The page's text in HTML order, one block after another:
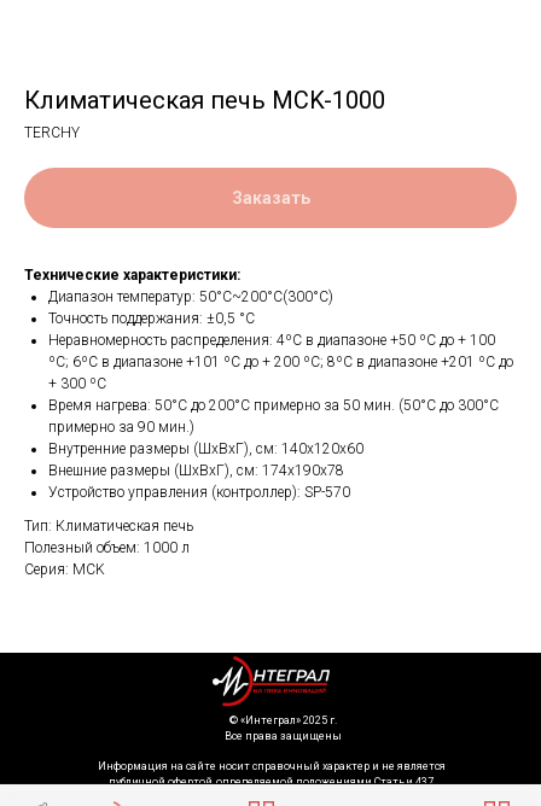
Климатическая печь MCK-1000
TERCHY
Заказать
Технические характеристики:
Диапазон температур: 50°С~200°С(300°С)
Точность поддержания: ±0,5 °С
Неравномерность распределения: 4ºС в диапазоне +50 ºС до + 100
ºС; 6ºС в диапазоне +101 ºС до + 200 ºС; 8ºС в диапазоне +201 ºС до
+ 300 ºС
Время нагрева: 50°С до 200°С примерно за 50 мин. (50°С до 300°С
примерно за 90 мин.)
Внутренние размеры (ШхВхГ), см: 140x120x60
Внешние размеры (ШхВхГ), см: 174x190x78
Устройство управления (контроллер): SP-570
Тип: Климатическая печь
Полезный объем: 1000 л
Серия: MCK
Информация на сайте носит справочный характер и не является
публичной офертой, определяемой положениями Статьи 437
©️ «Интеграл» 2025 г.
Все права защищены